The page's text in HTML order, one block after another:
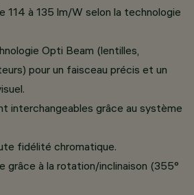
à 135 lm/W selon la technologie
Opti Beam (lentilles,
pour un faisceau précis et un
interchangeables grâce au système
fidélité chromatique.
grâce à la rotation/inclinaison (355°